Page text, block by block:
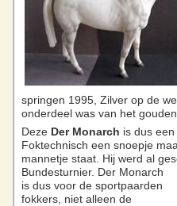
springen 1995, Zilver op de
onderdeel was van het
Deze Der Monarch is dus
Foktechnisch een snoepje
mannetje staat. Hij werd al
Bundesturnier. Der Monarch
is dus voor de sportpaarden
fokkers, niet alleen de